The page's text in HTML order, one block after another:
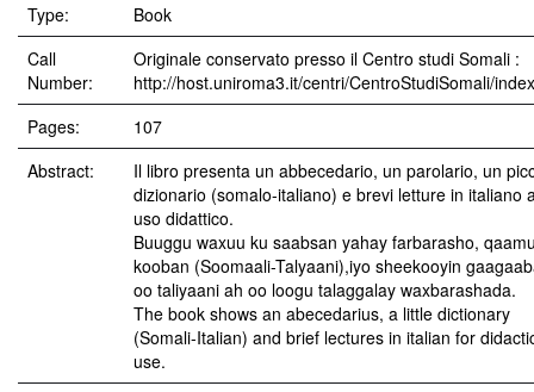
Type:
Book
Call
Number:
Originale conservato presso il Centro studi Somali :
http://host.uniroma3.it/centri/CentroStudiSomali/
Pages:
107
Abstract:
Il libro presenta un abbecedario, un parolario, un
dizionario (somalo-italiano) e brevi letture in italiano
uso didattico.
Buuggu waxuu ku saabsan yahay farbarasho,
kooban (Soomaali-Talyaani),iyo sheekooyin
oo taliyaani ah oo loogu talaggalay waxbarashada.
The book shows an abecedarius, a little dictionary
(Somali-Italian) and brief lectures in italian for
use.